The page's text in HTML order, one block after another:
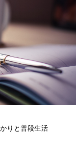
りと普段生活